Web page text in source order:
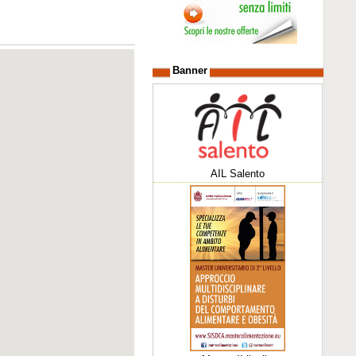
Banner
AIL Salento